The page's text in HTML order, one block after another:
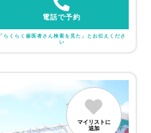
電話で予約
「らくらく歯医者さん検索を見た」とお伝えくださ
い
マイリストに
追加